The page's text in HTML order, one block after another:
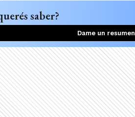
saber?
Dame un resumen